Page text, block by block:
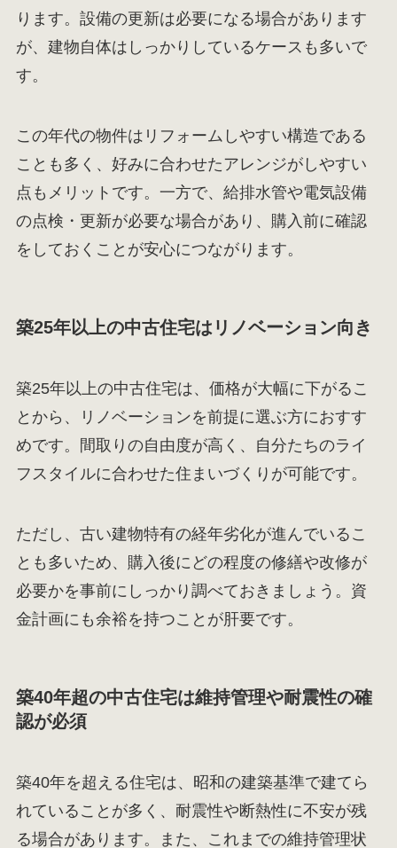
ります。設備の更新は必要になる場合があります
が、建物自体はしっかりしているケースも多いで
す。
この年代の物件はリフォームしやすい構造である
ことも多く、好みに合わせたアレンジがしやすい
点もメリットです。一方で、給排水管や電気設備
の点検・更新が必要な場合があり、購入前に確認
をしておくことが安心につながります。
築25年以上の中古住宅はリノベーション向き
築25年以上の中古住宅は、価格が大幅に下がるこ
とから、リノベーションを前提に選ぶ方におすす
めです。間取りの自由度が高く、自分たちのライ
フスタイルに合わせた住まいづくりが可能です。
ただし、古い建物特有の経年劣化が進んでいるこ
とも多いため、購入後にどの程度の修繕や改修が
必要かを事前にしっかり調べておきましょう。資
金計画にも余裕を持つことが肝要です。
築40年超の中古住宅は維持管理や耐震性の確
認が必須
築40年を超える住宅は、昭和の建築基準で建てら
れていることが多く、耐震性や断熱性に不安が残
る場合があります。また、これまでの維持管理状